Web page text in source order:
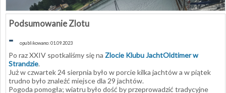
Podsumowanie Zlotu
- opublikowano: 01.09.2023
Po raz XXIV spotkaliśmy się na Zlocie Klubu JachtOldtimer w
Strandzie.
Już w czwartek 24 sierpnia było w porcie kilka jachtów a w piątek
trudno było znaleźć miejsce dla 29 jachtów.
Pogoda pomogła; wiatru było dość by przeprowadzić tradycyjne